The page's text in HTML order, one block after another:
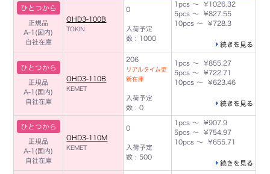
ひとつから
正規品
A-1(国内)
自社在庫
OHD3-100B
TOKIN
0
入荷予定
数 : 1000
1pcs ～ ¥1026.32
5pcs ～ ¥827.55
10pcs ～ ¥728.3
続きを見る
ひとつから
正規品
A-1(国内)
自社在庫
OHD3-110B
KEMET
206
リアルタイム更
新在庫
入荷予定
数 : 0
1pcs ～ ¥855.27
5pcs ～ ¥722.71
10pcs ～ ¥623.46
続きを見る
ひとつから
正規品
A-1(国内)
自社在庫
OHD3-110M
KEMET
0
入荷予定
数 : 500
1pcs ～ ¥907.9
5pcs ～ ¥754.97
10pcs ～ ¥655.71
続きを見る